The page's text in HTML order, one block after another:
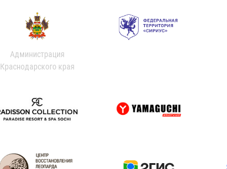
Администрация
Краснодарского края